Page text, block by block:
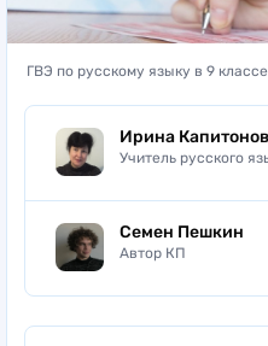
ГВЭ по русскому языку в 9
Ирина
Учитель русского
Семен Пешкин
Автор КП